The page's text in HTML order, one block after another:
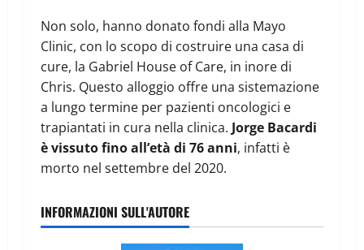
Non solo, hanno donato fondi alla Mayo
Clinic, con lo scopo di costruire una casa di
cure, la Gabriel House of Care, in inore di
Chris. Questo alloggio offre una sistemazione
a lungo termine per pazienti oncologici e
trapiantati in cura nella clinica. Jorge Bacardi
è vissuto fino all’età di 76 anni, infatti è
morto nel settembre del 2020.
INFORMAZIONI SULL'AUTORE